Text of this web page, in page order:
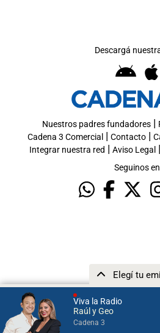
Viva la Radio
Raúl y Geo
Cadena 3
Elegí tu
Descargá
Nuestros padres fundadores|
Cadena 3 Comercial | Contacto|
Integrar nuestra red | Aviso Legal |
Seguinos en